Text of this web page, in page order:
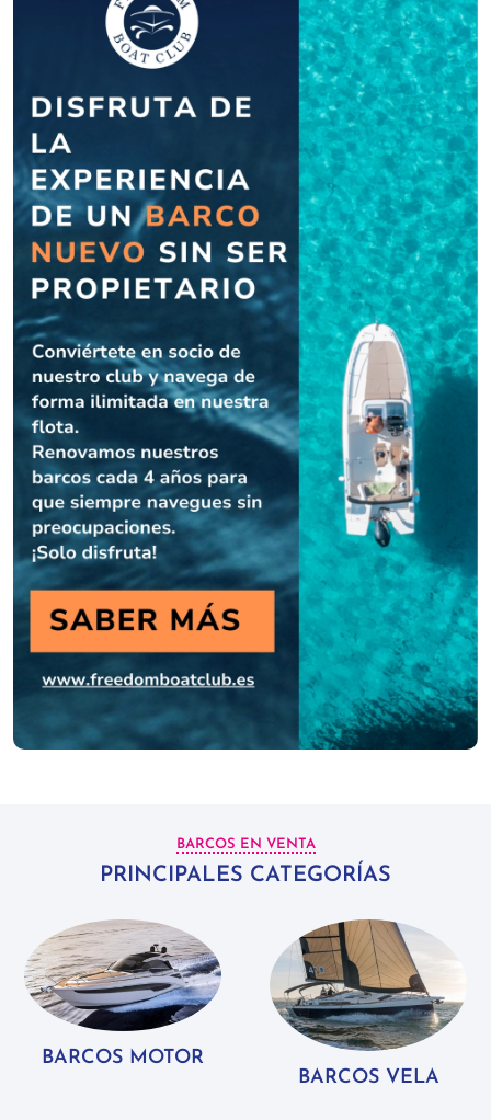
BARCOS EN VENTA
PRINCIPALES CATEGORÍAS
BARCOS MOTOR
BARCOS VELA